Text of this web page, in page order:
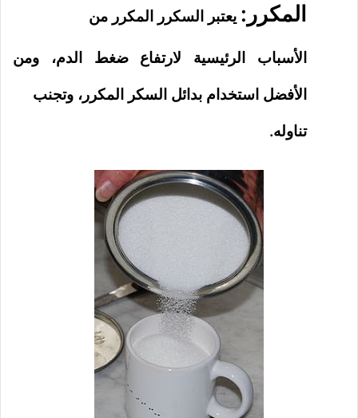
المكرر: يعتبر السكرر المكرر من
الأسباب الرئيسية لارتفاع ضغط الدم، ومن
الأفضل استخدام بدائل السكر المكرر، وتجنب
تناوله.